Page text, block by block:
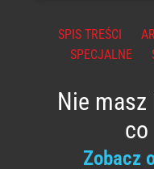
SPIS TREŚCI
SPECJALNE
Nie masz
co
Zobacz